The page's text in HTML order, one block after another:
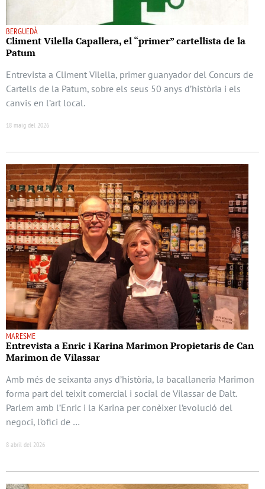
BERGUEDÀ
Climent Vilella Capallera, el “primer” cartellista de la
Patum
Entrevista a Climent Vilella, primer guanyador del Concurs de
Cartells de la Patum, sobre els seus 50 anys d’història i els
canvis en l’art local.
18 maig del 2026
MARESME
Entrevista a Enric i Karina Marimon Propietaris de Can
Marimon de Vilassar
Amb més de seixanta anys d’història, la bacallaneria Marimon
forma part del teixit comercial i social de Vilassar de Dalt.
Parlem amb l’Enric i la Karina per conèixer l’evolució del
negoci, l’ofici de …
8 abril del 2026